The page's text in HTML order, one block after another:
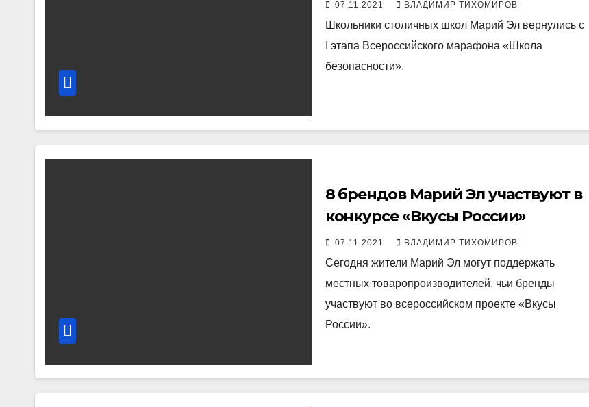
07.11.2021 ВЛАДИМИР ТИХОМИРОВ
Школьники столичных школ Марий Эл вернулись с
I этапа Всероссийского марафона «Школа
безопасности».
8 брендов Марий Эл участвуют в
конкурсе «Вкусы России»
07.11.2021 ВЛАДИМИР ТИХОМИРОВ
Сегодня жители Марий Эл могут поддержать
местных товаропроизводителей, чьи бренды
участвуют во всероссийском проекте «Вкусы
России».